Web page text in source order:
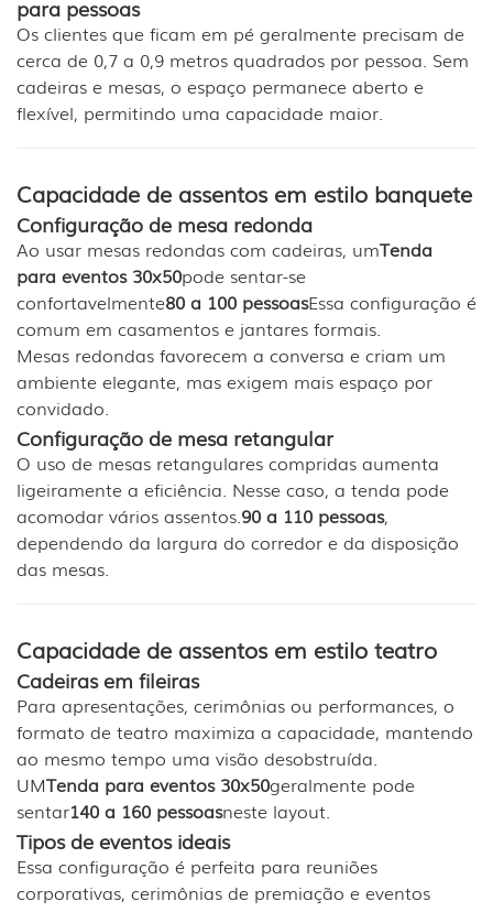
para pessoas
Os clientes que ficam em pé geralmente precisam de
cerca de 0,7 a 0,9 metros quadrados por pessoa. Sem
cadeiras e mesas, o espaço permanece aberto e
flexível, permitindo uma capacidade maior.
Capacidade de assentos em estilo banquete
Configuração de mesa redonda
Ao usar mesas redondas com cadeiras, umTenda
para eventos 30x50pode sentar-se
confortavelmente80 a 100 pessoasEssa configuração é
comum em casamentos e jantares formais.
Mesas redondas favorecem a conversa e criam um
ambiente elegante, mas exigem mais espaço por
convidado.
Configuração de mesa retangular
O uso de mesas retangulares compridas aumenta
ligeiramente a eficiência. Nesse caso, a tenda pode
acomodar vários assentos.90 a 110 pessoas,
dependendo da largura do corredor e da disposição
das mesas.
Capacidade de assentos em estilo teatro
Cadeiras em fileiras
Para apresentações, cerimônias ou performances, o
formato de teatro maximiza a capacidade, mantendo
ao mesmo tempo uma visão desobstruída.
UMTenda para eventos 30x50geralmente pode
sentar140 a 160 pessoasneste layout.
Tipos de eventos ideais
Essa configuração é perfeita para reuniões
corporativas, cerimônias de premiação e eventos